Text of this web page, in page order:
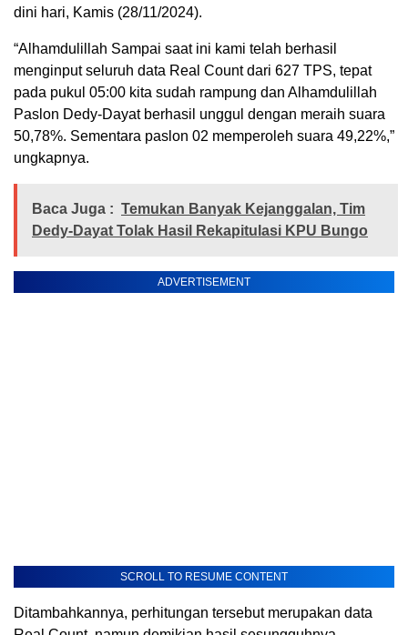
dini hari, Kamis (28/11/2024).
“Alhamdulillah Sampai saat ini kami telah berhasil
menginput seluruh data Real Count dari 627 TPS, tepat
pada pukul 05:00 kita sudah rampung dan Alhamdulillah
Paslon Dedy-Dayat berhasil unggul dengan meraih suara
50,78%. Sementara paslon 02 memperoleh suara 49,22%,”
ungkapnya.
Baca Juga : Temukan Banyak Kejanggalan, Tim
Dedy-Dayat Tolak Hasil Rekapitulasi KPU Bungo
ADVERTISEMENT
SCROLL TO RESUME CONTENT
Ditambahkannya, perhitungan tersebut merupakan data